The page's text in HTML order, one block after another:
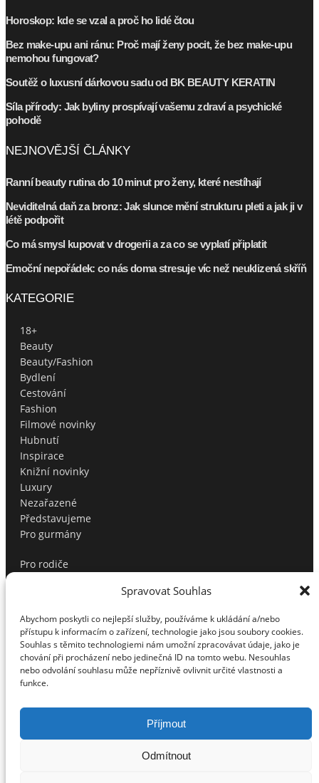
Spravovat Souhlas
Abychom poskytli co nejlepší služby, používáme k ukládání a/nebo
přístupu k informacím o zařízení, technologie jako jsou soubory cookies.
Souhlas s těmito technologiemi nám umožní zpracovávat údaje, jako je
chování při procházení nebo jedinečná ID na tomto webu. Nesouhlas
nebo odvolání souhlasu může nepříznivě ovlivnit určité vlastnosti a
funkce.
Příjmout
Odmítnout
Horoskop: kde se vzal a proč ho lidé čtou
Bez make-upu ani ránu: Proč mají ženy pocit, že bez make-upu
nemohou fungovat?
Soutěž o luxusní dárkovou sadu od BK BEAUTY KERATIN
Síla přírody: Jak byliny prospívají vašemu zdraví a psychické
pohodě
NEJNOVĚJŠÍ ČLÁNKY
Ranní beauty rutina do 10 minut pro ženy, které nestíhají
Neviditelná daň za bronz: Jak slunce mění strukturu pleti a jak ji v
létě podpořit
Co má smysl kupovat v drogerii a za co se vyplatí připlatit
Emoční nepořádek: co nás doma stresuje víc než neuklizená skříň
KATEGORIE
18+
Beauty
Beauty/Fashion
Bydlení
Cestování
Fashion
Filmové novinky
Hubnutí
Inspirace
Knižní novinky
Luxury
Nezařazené
Představujeme
Pro gurmány
Pro rodiče
Sport
Testujeme pro vás
Tipy na dárky
Tipy na dárky pro muže
Top
Vánoční tipy
Vztahy